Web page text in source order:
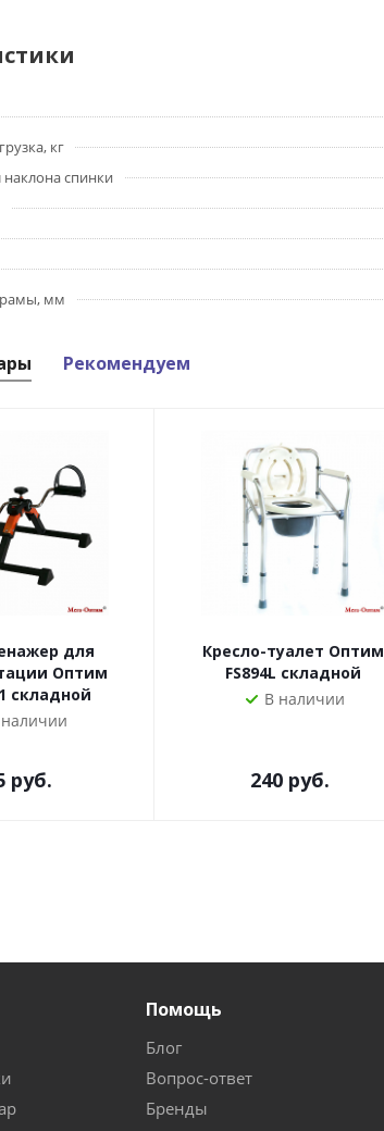
кг
спинки
рамы, мм
Рекомендуем
для
Оптим
складной
руб.
Кресло-туалет Оптим
FS894L складной
В наличии
240руб.
Помощь
Блог
Вопрос-ответ
Бренды